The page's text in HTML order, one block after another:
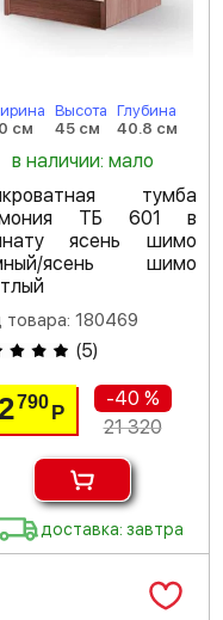
см
Высота
45 см
Глубина
40.8 см
в наличии: мало
тумба
ТБ 601 в
ясень шимо
ясень шимо
товара: 180469
(5)
790 Р
-40 %
21 320
доставка: завтра